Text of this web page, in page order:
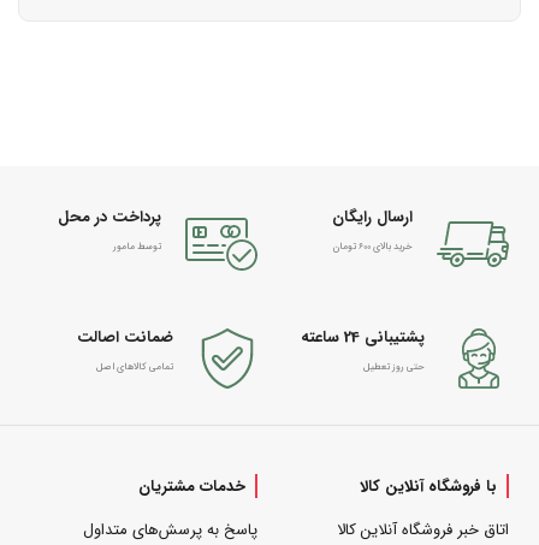
ارسال رایگان
خرید بالای 600 تومان
پرداخت در محل
توسط مامور
پشتیبانی 24 ساعته
حتی روز تعطیل
ضمانت اصالت
تمامی کالاهای اصل
با فروشگاه آنلاین کالا
اتاق خبر فروشگاه آنلاین کالا
خدمات مشتریان
پاسخ به پرسش‌های متداول